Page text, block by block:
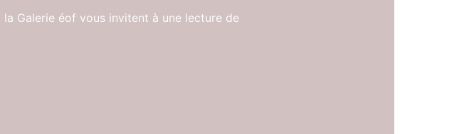
la Galerie éof vous invitent à une lecture de